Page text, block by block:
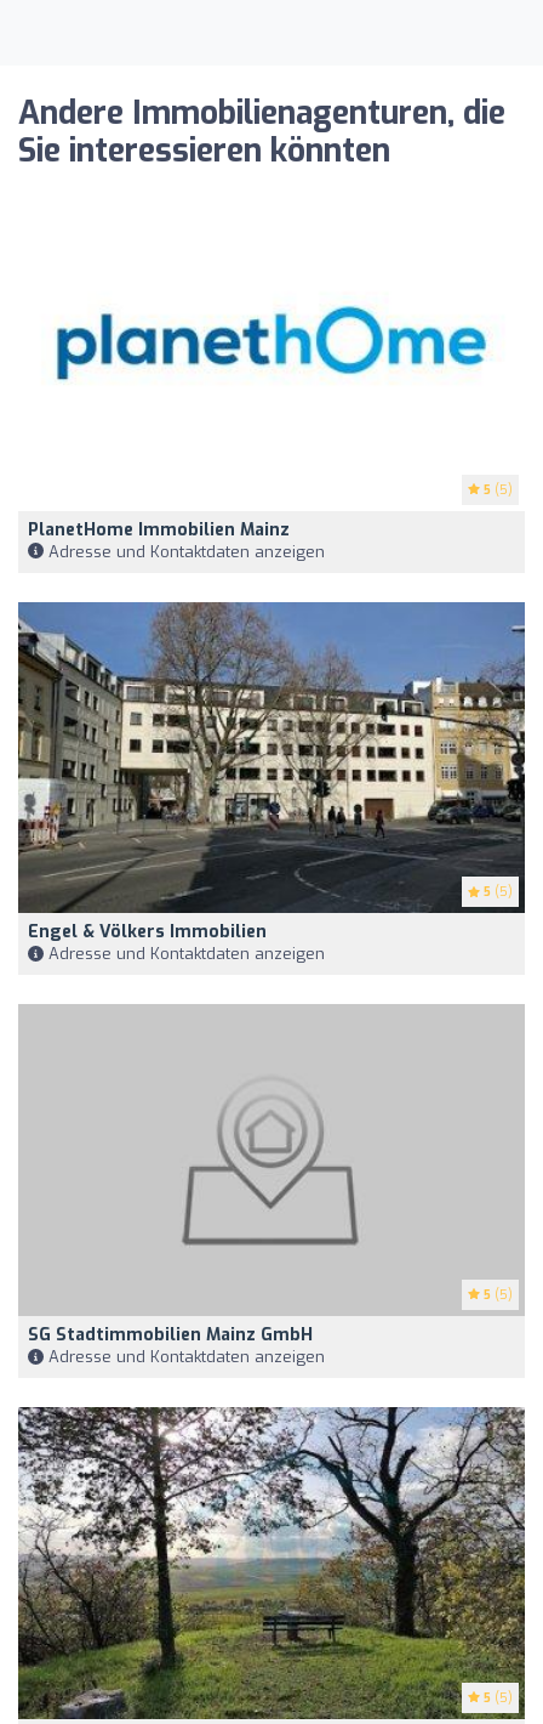
Andere Immobilienagenturen, die
Sie interessieren könnten
5 (5)
PlanetHome Immobilien Mainz
Adresse und Kontaktdaten anzeigen
5 (5)
Engel & Völkers Immobilien
Adresse und Kontaktdaten anzeigen
5 (5)
SG Stadtimmobilien Mainz GmbH
Adresse und Kontaktdaten anzeigen
5 (5)